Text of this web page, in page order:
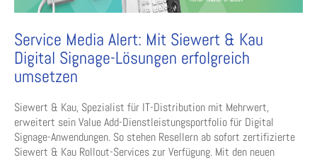
Service Media Alert: Mit Siewert & Kau
Digital Signage-Lösungen erfolgreich
umsetzen
Siewert & Kau, Spezialist für IT-Distribution mit Mehrwert,
erweitert sein Value Add-Dienstleistungsportfolio für Digital
Signage-Anwendungen. So stehen Resellern ab sofort zertifizierte
Siewert & Kau Rollout-Services zur Verfügung. Mit den neuen